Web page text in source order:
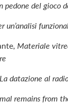
pedone del gioco
un’analisi
Materiale
La datazione al
remains from